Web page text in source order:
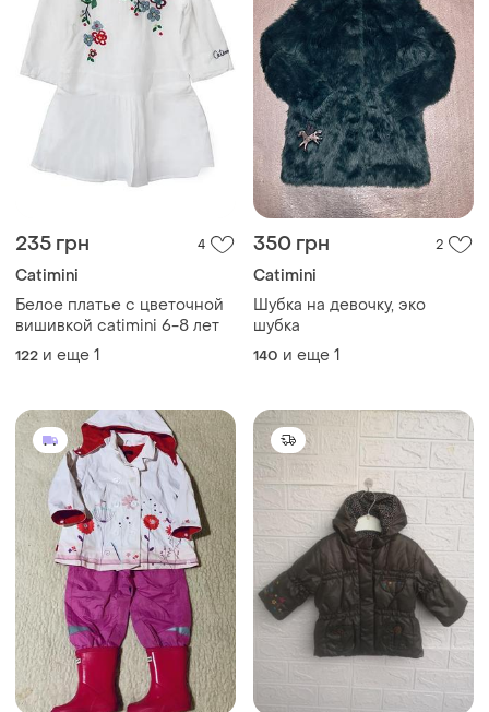
235 грн 4
Catimini
Белое платье с цветочной
вишивкой catimini 6-8 лет
122 и еще 1
350 грн 2
Catimini
Шубка на девочку, эко
шубка
140 и еще 1